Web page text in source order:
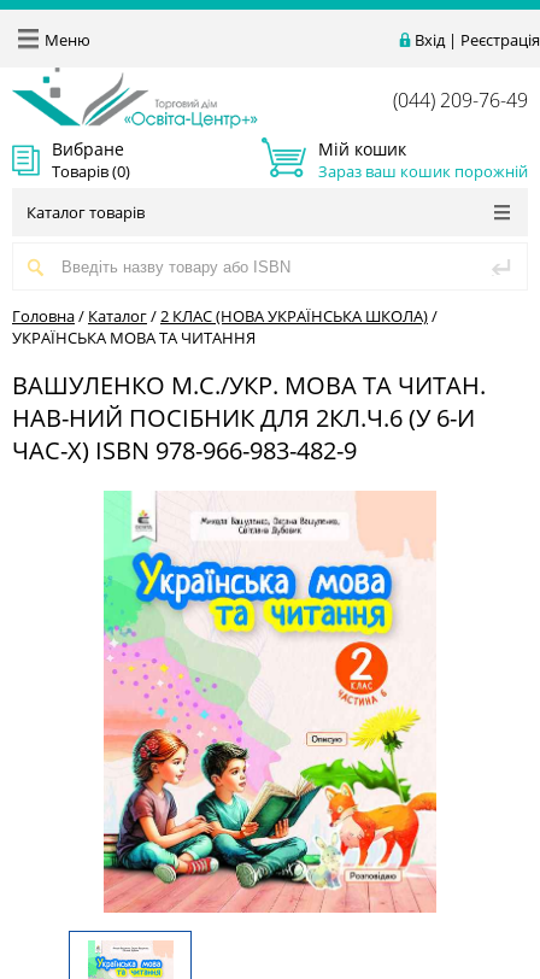
Вхід| Реєстрація
Меню
(044) 209-76-49
Вибране
Товарів (0)
Мій кошик
Зараз ваш кошик порожній
Каталог товарів
Головна/ Каталог/2 КЛАС (НОВА УКРАЇНСЬКА ШКОЛА)/
УКРАЇНСЬКА МОВА ТА ЧИТАННЯ
ВАШУЛЕНКО М.С./УКР. МОВА ТА ЧИТАН.
НАВ-НИЙ ПОСІБНИК ДЛЯ 2КЛ.Ч.6 (У 6-И
ЧАС-Х) ISBN 978-966-983-482-9